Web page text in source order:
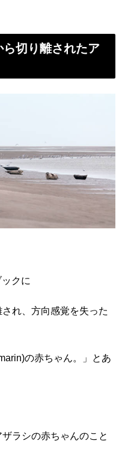
切り離されたア
クに
され、方向感覚を失った
の赤ちゃん。」とあ
ラシの赤ちゃんのこと